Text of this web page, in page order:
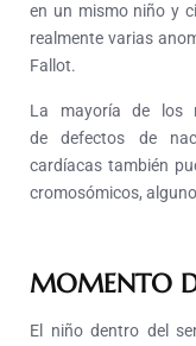
en un mismo niño y
realmente varias
Fallot.
La mayoría de los
de defectos de
cardíacas también
cromosómicos,
MOMENTO
El niño dentro del